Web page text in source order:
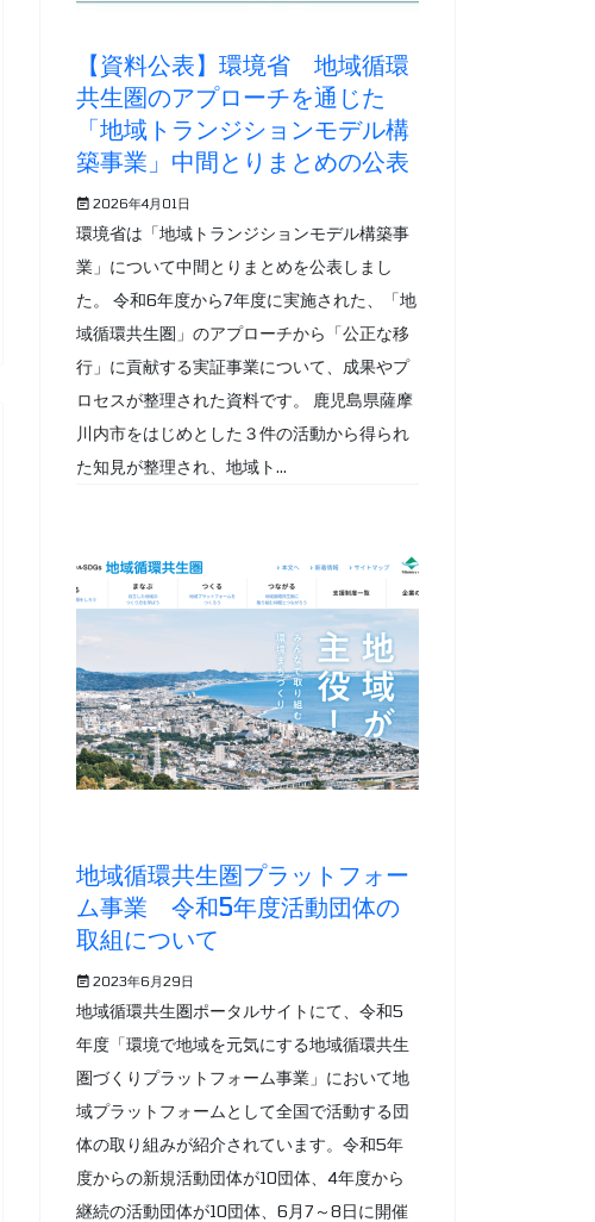
【資料公表】環境省 地域循環
共生圏のアプローチを通じた
「地域トランジションモデル構
築事業」中間とりまとめの公表
2026年4月01日
環境省は「地域トランジションモデル構築事
業」について中間とりまとめを公表しまし
た。 令和6年度から7年度に実施された、「地
域循環共生圏」のアプローチから「公正な移
行」に貢献する実証事業について、成果やプ
ロセスが整理された資料です。 鹿児島県薩摩
川内市をはじめとした３件の活動から得られ
た知見が整理され、地域ト...
地域循環共生圏プラットフォー
ム事業 令和5年度活動団体の
取組について
2023年6月29日
地域循環共生圏ポータルサイトにて、令和5
年度「環境で地域を元気にする地域循環共生
圏づくりプラットフォーム事業」において地
域プラットフォームとして全国で活動する団
体の取り組みが紹介されています。令和5年
度からの新規活動団体が10団体、4年度から
継続の活動団体が10団体、6月7～8日に開催